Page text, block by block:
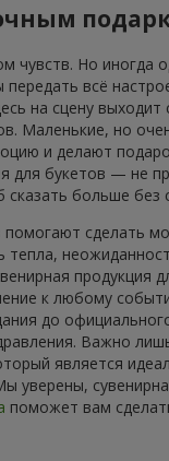
чувств. Но иногда
всё
на сцену выходит
Маленькие, но
и делают
для букетов — не
сказать больше без
помогают сделать
тепла,
продукция
к любому
до
Важно
является
уверены,
поможет вам